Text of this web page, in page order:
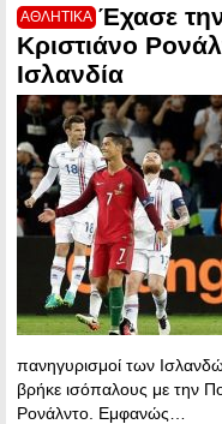
ΑΘΛΗΤΙΚΑ Έχασε
Κριστιάνο
Ισλανδία
πανηγυρισμοί των
βρήκε ισόπαλους με την
Ρονάλντο. Εμφανώς…